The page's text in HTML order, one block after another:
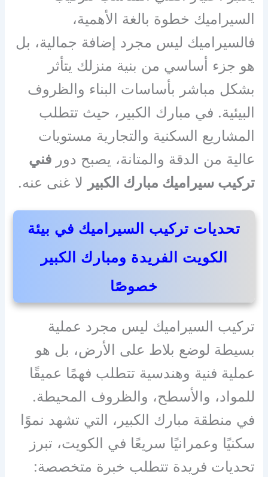
السيراميك خطوة بالغة الأهمية،
فالسيراميك ليس مجرد إضافة جمالية، بل
هو جزء أساسي من بنية منزلك يتأثر
بشكل مباشر بأساسات البناء والظروف
البيئية. في مبارك الكبير، حيث تتطلب
المشاريع السكنية والتجارية مستويات
عالية من الدقة والمتانة، يصبح دورفني
تركيب سيراميك مبارك الكبير لا غنى عنه.
تحديات تركيب السيراميك في بيئة
الكويت الفريدة ومبارك الكبير
خصوصًا
تركيب السيراميك ليس مجرد عملية
بسيطة لوضع بلاط على الأرض، بل هو
عملية فنية وهندسية تتطلب فهمًا عميقًا
للمواد، والأسطح، والظروف المحيطة.
في منطقة مبارك الكبير، التي تشهد نموًا
سكنيًا وعمرانيًا سريعًا في الكويت، تبرز
تحديات فريدة تتطلب خبرة متخصصة: